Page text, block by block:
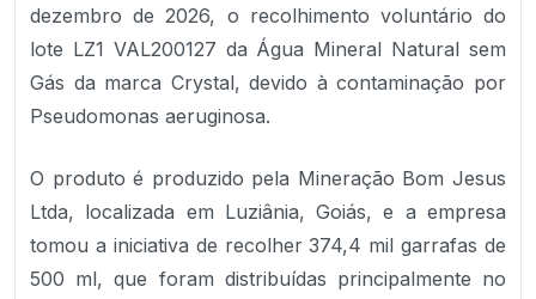
dezembro de 2026, o recolhimento voluntário do
lote LZ1 VAL200127 da Água Mineral Natural sem
Gás da marca Crystal, devido à contaminação por
Pseudomonas aeruginosa.
O produto é produzido pela Mineração Bom Jesus
Ltda, localizada em Luziânia, Goiás, e a empresa
tomou a iniciativa de recolher 374,4 mil garrafas de
500 ml, que foram distribuídas principalmente no